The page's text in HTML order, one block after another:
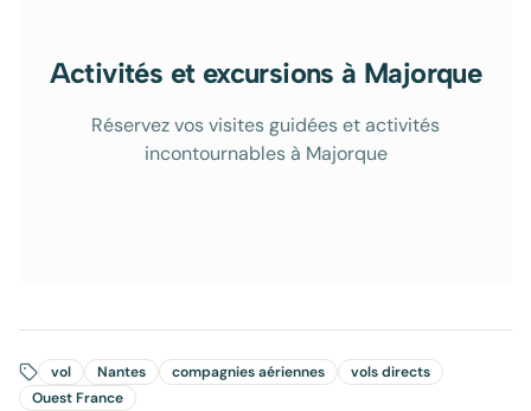
Activités et excursions à Majorque
Réservez vos visites guidées et activités
incontournables à Majorque
vol Nantes compagnies aériennes
vols directs
Ouest France